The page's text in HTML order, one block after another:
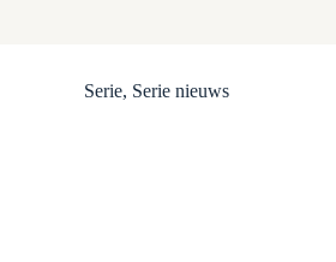
Serie, Serie nieuws